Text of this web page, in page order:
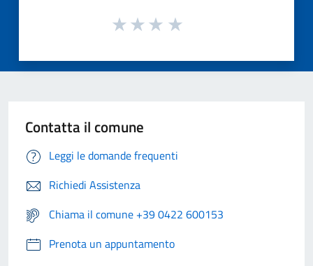
Contatta il comune
Leggi le domande frequenti
Richiedi Assistenza
Chiama il comune +39 0422 600153
Prenota un appuntamento